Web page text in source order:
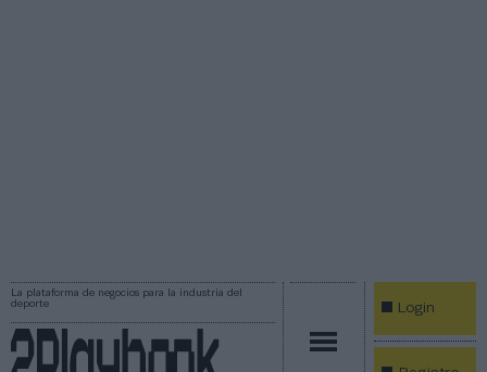
La plataforma de negocios para la industria del
deporte
Login